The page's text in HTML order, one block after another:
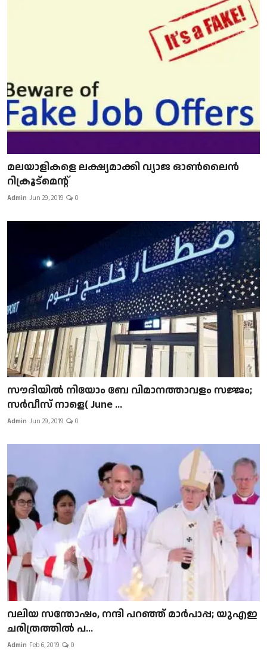
മലയാളികളെ ലക്ഷ്യമാക്കി വ്യാജ ഓൺലൈൻ
റിക്രൂട്മെന്റ്
Admin Jun 29, 2019 0
സൗദിയിൽ നിയോം ബേ വിമാനത്താവളം സജ്ജം;
സർവീസ് നാളെ( June ...
Admin Jun 29, 2019 0
വലിയ സന്തോഷം, നന്ദി പറഞ്ഞ് മാർപാപ്പ; യുഎഇ
ചരിത്രത്തിൽ പ...
Admin Feb 6, 2019 0